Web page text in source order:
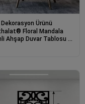
Dekorasyon Ürünü
Floral Mandala
Ahşap Duvar Tablosu -